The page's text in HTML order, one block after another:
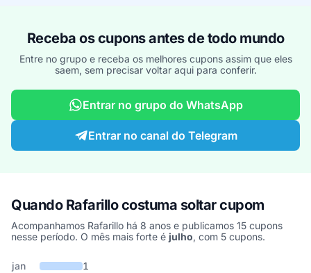
Receba os cupons antes de todo mundo
Entre no grupo e receba os melhores cupons assim que eles
saem, sem precisar voltar aqui para conferir.
Entrar no grupo do WhatsApp
Entrar no canal do Telegram
Quando Rafarillo costuma soltar cupom
Acompanhamos Rafarillo há 8 anos e publicamos 15 cupons
nesse período. O mês mais forte é julho, com 5 cupons.
Cupons de Rafarillo publicados por mês, somando os últimos 8
Mês Cupons publicados
jan
1